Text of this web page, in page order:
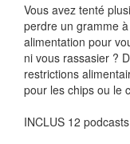
Vous avez tenté
perdre un gramme
alimentation pour
ni vous rassasier ?
restrictions
pour les chips ou le
INCLUS 12